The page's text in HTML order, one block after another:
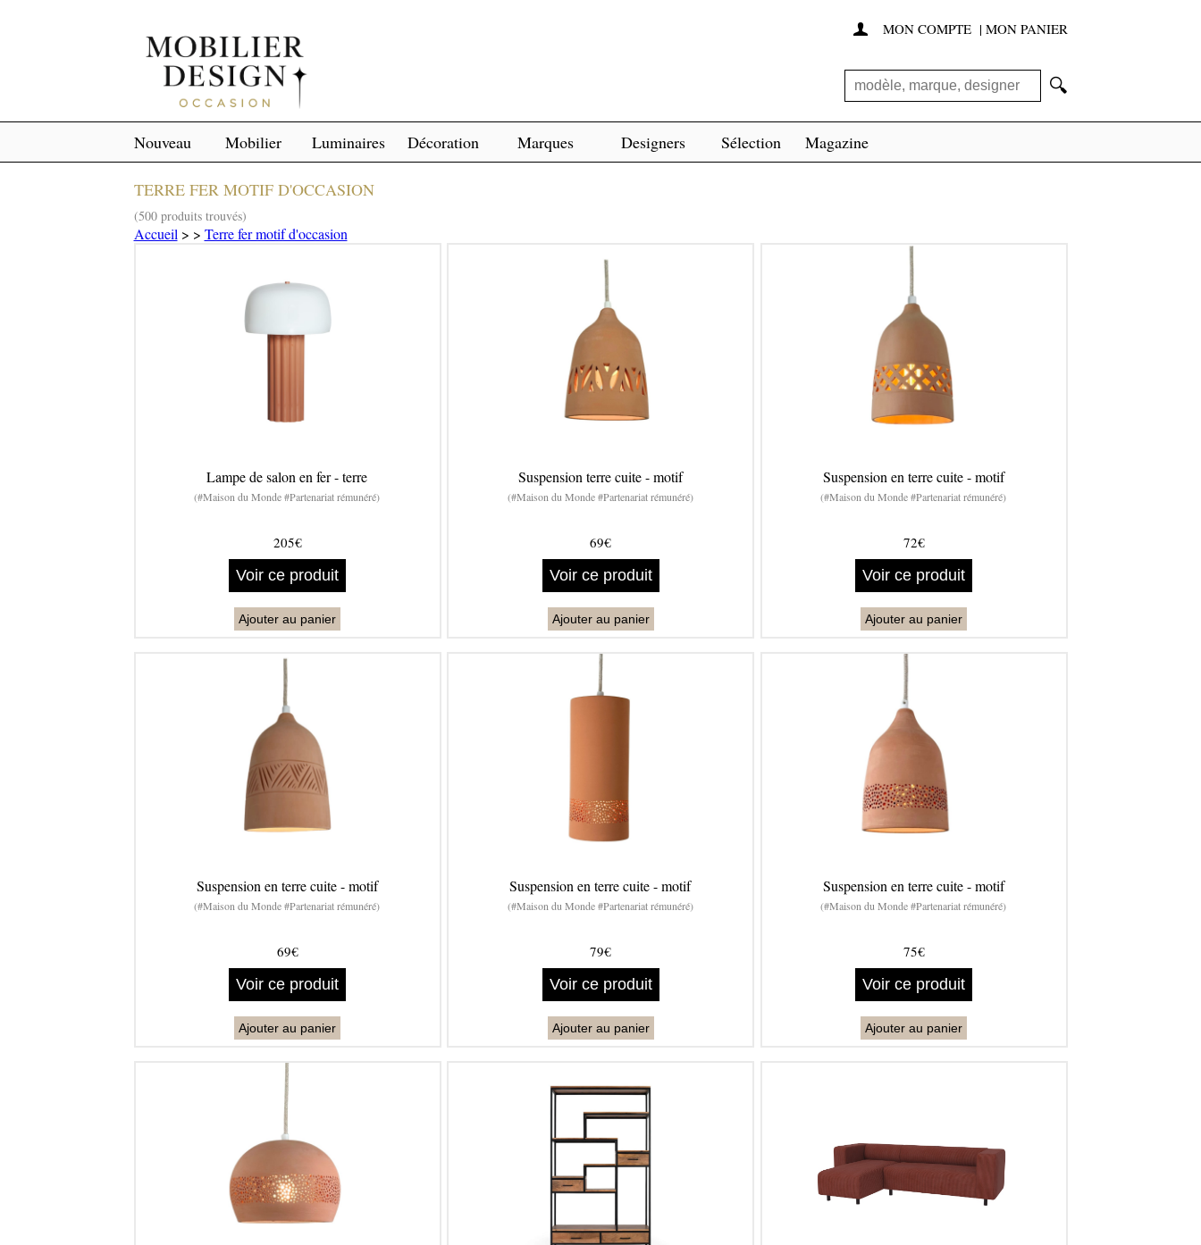
 MON COMPTE | MON PANIER
🔍
Nouveau Mobilier Luminaires Décoration Marques Designers Sélection Magazine
TERRE FER MOTIF D'OCCASION
(500 produits trouvés)
Accueil> > Terre fer motif d'occasion
Lampe de salon en fer - terre
(#Maison du Monde #Partenariat rémunéré)
205€
Voir ce produit
Ajouter au panier
Suspension terre cuite - motif
(#Maison du Monde #Partenariat rémunéré)
69€
Voir ce produit
Ajouter au panier
Suspension en terre cuite - motif
(#Maison du Monde #Partenariat rémunéré)
72€
Voir ce produit
Ajouter au panier
Suspension en terre cuite - motif
(#Maison du Monde #Partenariat rémunéré)
69€
Voir ce produit
Ajouter au panier
Suspension en terre cuite - motif
(#Maison du Monde #Partenariat rémunéré)
79€
Voir ce produit
Ajouter au panier
Suspension en terre cuite - motif
(#Maison du Monde #Partenariat rémunéré)
75€
Voir ce produit
Ajouter au panier